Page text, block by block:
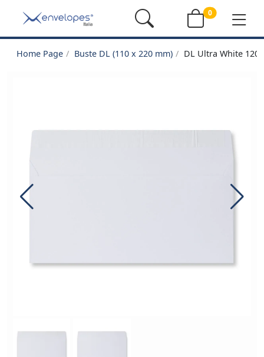
0
Home Page Buste DL (110 x 220 mm) DL Ultra White